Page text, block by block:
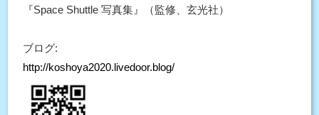
『Space Shuttle 写真集』（監修、玄光社）
ブログ:
http://koshoya2020.livedoor.blog/